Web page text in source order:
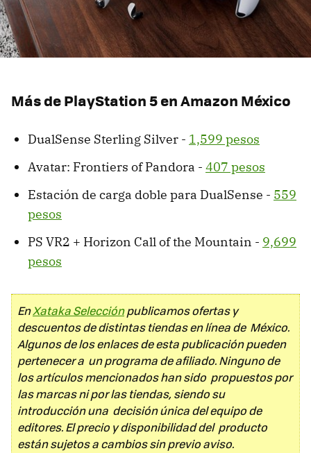
Más de PlayStation 5 en Amazon México
DualSense Sterling Silver - 1,599 pesos
Avatar: Frontiers of Pandora - 407 pesos
Estación de carga doble para DualSense - 559
pesos
PS VR2 + Horizon Call of the Mountain - 9,699
pesos
EnXataka Selecciónpublicamos ofertas y
descuentos de distintas tiendas en línea de México.
Algunos de los enlaces de esta publicación pueden
pertenecer a un programa de afiliado. Ninguno de
los artículos mencionados han sido propuestos por
las marcas ni por las tiendas, siendo su
introducción una decisión única del equipo de
editores. El precio y disponibilidad del producto
están sujetos a cambios sin previo aviso.